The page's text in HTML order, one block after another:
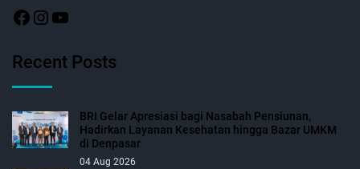
Recent Posts
BRI Gelar Apresiasi bagi Nasabah Pensiunan,
Hadirkan Layanan Kesehatan hingga Bazar UMKM
di Denpasar
04 Aug 2026